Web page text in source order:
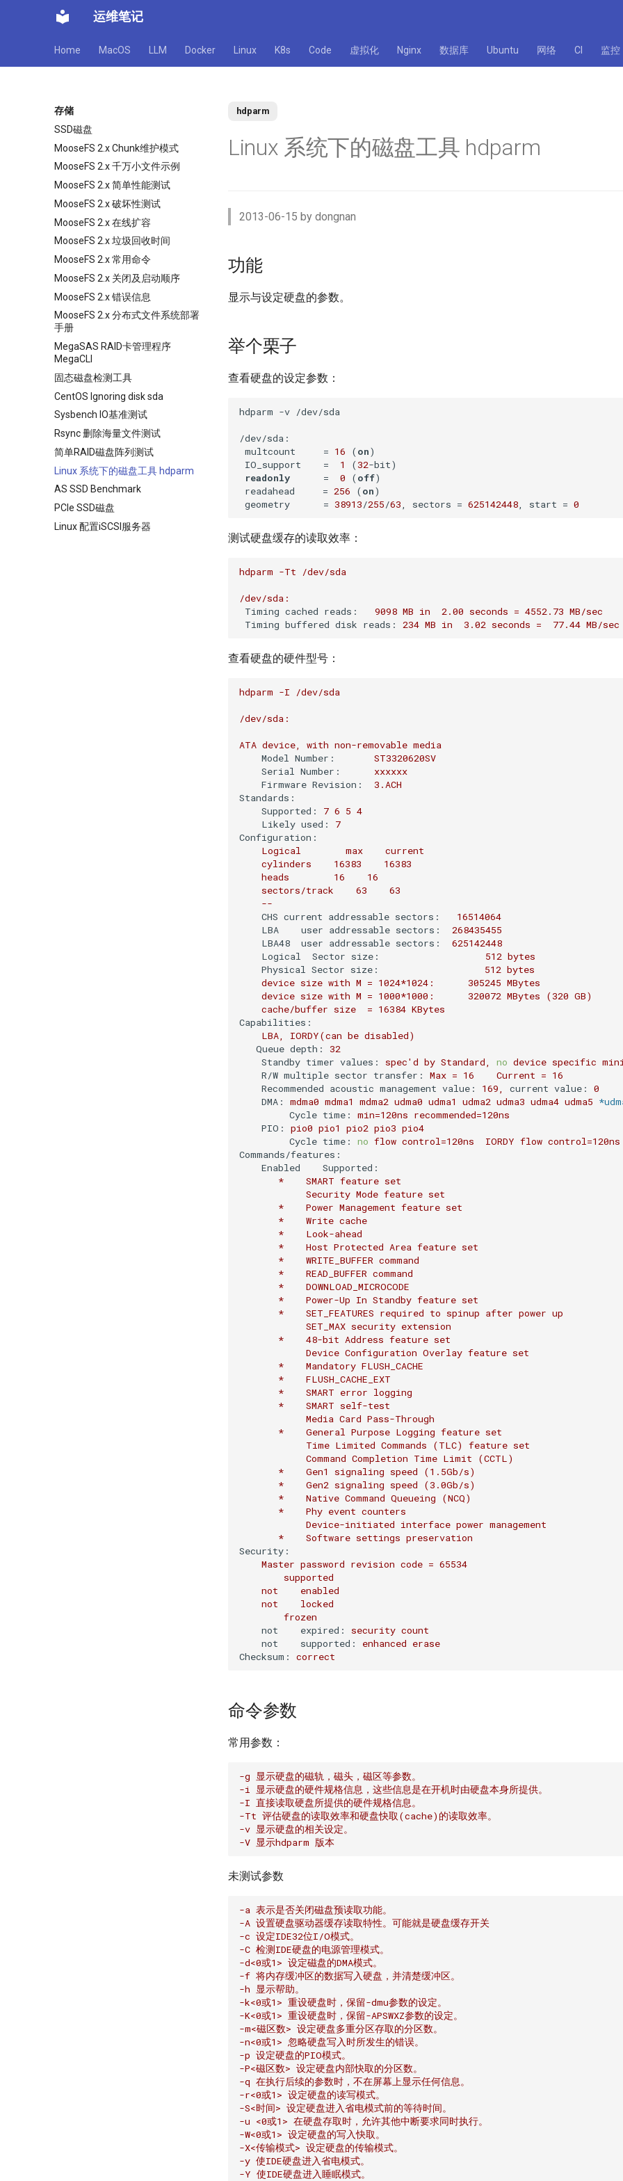
运维笔记
Home MacOS LLM Docker Linux K8s Code 虚拟化 Nginx 数据库 Ubuntu 网络 CI 监控
存储
SSD磁盘
MooseFS 2.x Chunk维护模式
MooseFS 2.x 千万小文件示例
MooseFS 2.x 简单性能测试
MooseFS 2.x 破坏性测试
MooseFS 2.x 在线扩容
MooseFS 2.x 垃圾回收时间
MooseFS 2.x 常用命令
MooseFS 2.x 关闭及启动顺序
MooseFS 2.x 错误信息
MooseFS 2.x 分布式文件系统部署
手册
MegaSAS RAID卡管理程序
MegaCLI
固态磁盘检测工具
CentOS Ignoring disk sda
Sysbench IO基准测试
Rsync 删除海量文件测试
简单RAID磁盘阵列测试
Linux 系统下的磁盘工具 hdparm
AS SSD Benchmark
PCIe SSD磁盘
Linux 配置iSCSI服务器
hdparm
Linux 系统下的磁盘工具 hdparm
2013-06-15 by dongnan
功能
显示与设定硬盘的参数。
举个栗子
查看硬盘的设定参数：
hdparm -v /dev/sda
/dev/sda:
multcount     = 16 (on)
IO_support    = 1 (32-bit)
readonly
      =
0 (off)
readahead     = 256 (on)
geometry      = 38913/255/63, sectors = 625142448, start = 0
测试硬盘缓存的读取效率：
hdparm -Tt /dev/sda
/dev/sda:
Timing cached reads:
9098 MB in 2.00 seconds = 4552.73 MB/sec
Timing buffered disk reads:
234 MB in 3.02 seconds = 77.44 MB/sec
查看硬盘的硬件型号：
hdparm -I /dev/sda
/dev/sda:
ATA device, with non-removable media
Model Number:
ST3320620SV
Serial Number:
xxxxxx
Firmware Revision:
3.ACH
Standards:
Supported:
7 6 5 4
Likely used:
7
Configuration:
Logical
max
current
cylinders
16383
16383
heads
16
16
sectors/track
63
63
--
CHS current addressable sectors:
16514064
LBA    user addressable sectors:
268435455
LBA48  user addressable sectors:
625142448
Logical  Sector size:
512 bytes
Physical Sector size:
512 bytes
device size with M = 1024*1024: 305245 MBytes
device size with M = 1000*1000: 320072 MBytes (320 GB)
cache/buffer size = 16384 KBytes
Capabilities:
LBA,
IORDY(can be disabled)
Queue depth:
32
Standby timer values:
spec'd by Standard, no device specific
R/W multiple sector transfer:
Max = 16 Current = 16
Recommended acoustic management value:
169, current value:
0
DMA:
mdma0 mdma1 mdma2 udma0 udma1 udma2 udma3 udma4 udma5
Cycle time:
min=120ns recommended=120ns
PIO:
pio0 pio1 pio2 pio3 pio4
Cycle time:
no flow control=120ns IORDY flow control=120ns
Commands/features:
Enabled    Supported:
*
SMART feature set
Security Mode feature set
*
Power Management feature set
*
Write cache
*
Look-ahead
*
Host Protected Area feature set
*
WRITE_BUFFER command
*
READ_BUFFER command
*
DOWNLOAD_MICROCODE
*
Power-Up In Standby feature set
*
SET_FEATURES required to spinup after power up
SET_MAX security extension
*
48-bit Address feature set
Device Configuration Overlay feature set
*
Mandatory FLUSH_CACHE
*
FLUSH_CACHE_EXT
*
SMART error logging
*
SMART self-test
Media Card Pass-Through
*
General Purpose Logging feature set
Time Limited Commands (TLC) feature set
Command Completion Time Limit
(CCTL)
*
Gen1 signaling speed
(1.5Gb/s)
*
Gen2 signaling speed
(3.0Gb/s)
*
Native Command Queueing
(NCQ)
*
Phy event counters
Device-initiated interface power management
*
Software settings preservation
Security:
Master password revision code = 65534
supported
not
enabled
not
locked
frozen
not    expired:
security count
not    supported:
enhanced erase
Checksum:
correct
命令参数
常用参数：
-g 显示硬盘的磁轨，磁头，磁区等参数。
-i 显示硬盘的硬件规格信息，这些信息是在开机时由硬盘本身所提供。
-I 直接读取硬盘所提供的硬件规格信息。
-Tt 评估硬盘的读取效率和硬盘快取(cache)的读取效率。
-v 显示硬盘的相关设定。
-V 显示hdparm 版本
未测试参数
-a 表示是否关闭磁盘预读取功能。
-A 设置硬盘驱动器缓存读取特性。可能就是硬盘缓存开关
-c 设定IDE32位I/O模式。
-C 检测IDE硬盘的电源管理模式。
-d<0或1> 设定磁盘的DMA模式。
-f 将内存缓冲区的数据写入硬盘，并清楚缓冲区。
-h 显示帮助。
-k<0或1> 重设硬盘时，保留-dmu参数的设定。
-K<0或1> 重设硬盘时，保留-APSWXZ参数的设定。
-m<磁区数> 设定硬盘多重分区存取的分区数。
-n<0或1> 忽略硬盘写入时所发生的错误。
-p 设定硬盘的PIO模式。
-P<磁区数> 设定硬盘内部快取的分区数。
-q 在执行后续的参数时，不在屏幕上显示任何信息。
-r<0或1> 设定硬盘的读写模式。
-S<时间> 设定硬盘进入省电模式前的等待时间。
-u <0或1> 在硬盘存取时，允许其他中断要求同时执行。
-W<0或1> 设定硬盘的写入快取。
-X<传输模式> 设定硬盘的传输模式。
-y 使IDE硬盘进入省电模式。
-Y 使IDE硬盘进入睡眠模式。